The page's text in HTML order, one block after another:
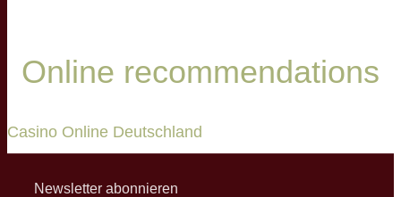
Online recommendations
Casino Online Deutschland
Newsletter abonnieren